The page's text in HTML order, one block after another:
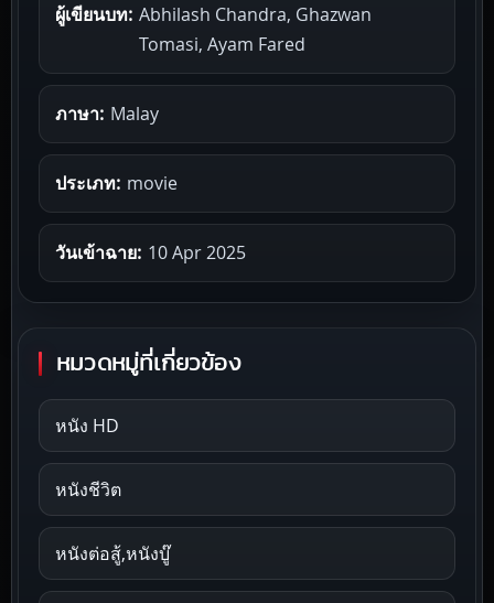
ผู้เขียนบท: Abhilash Chandra, Ghazwan
Tomasi, Ayam Fared
ภาษา: Malay
ประเภท: movie
วันเข้าฉาย: 10 Apr 2025
หมวดหมู่ที่เกี่ยวข้อง
หนัง HD
หนังชีวิต
หนังต่อสู้,หนังบู๊